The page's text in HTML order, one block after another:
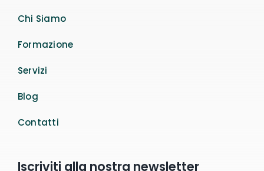
Chi Siamo
Formazione
Servizi
Blog
Contatti
Iscriviti alla nostra newsletter